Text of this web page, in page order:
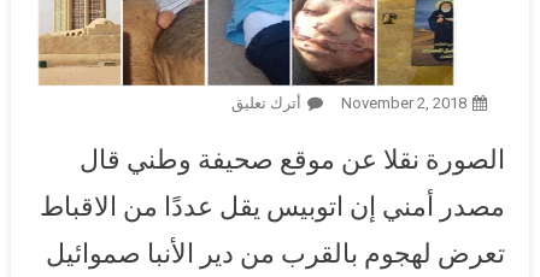
November 2, 2018 أترك تعليق
الهجوم الارهابي على اتوبيس
الصورة نقلا عن موقع صحيفة وطني قال
مصدر أمني إن اتوبيس يقل عددًا من الاقباط
تعرض لهجوم بالقرب من دير الأنبا صموائيل